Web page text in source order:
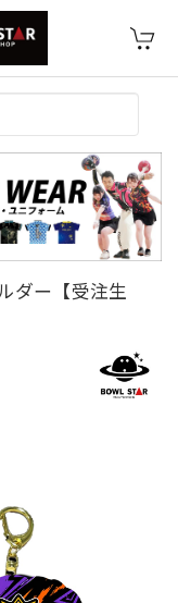
ダー【受注生